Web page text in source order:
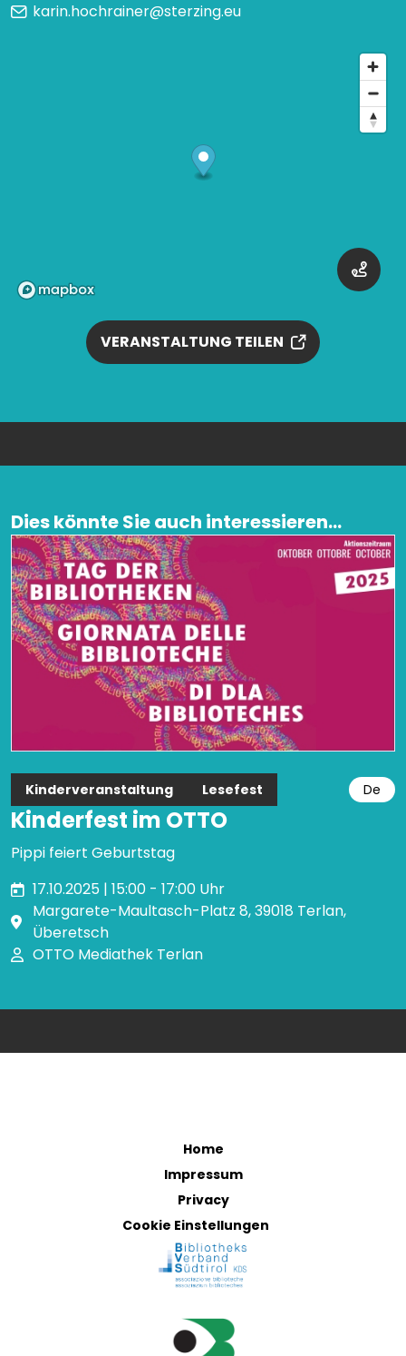
karin.hochrainer@sterzing.eu
VERANSTALTUNG TEILEN
Dies könnte Sie auch interessieren...
Kinderveranstaltung Lesefest De
Kinderfest im OTTO
Pippi feiert Geburtstag
17.10.2025 | 15:00 - 17:00 Uhr
Margarete-Maultasch-Platz 8, 39018 Terlan,
Überetsch
OTTO Mediathek Terlan
Home
Impressum
Privacy
Cookie Einstellungen